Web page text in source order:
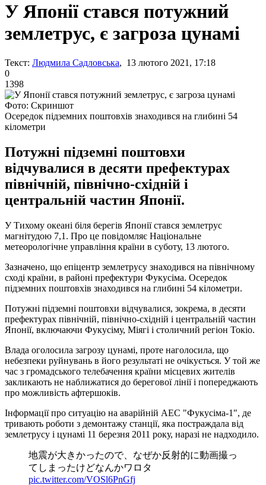
У Японії стався потужний
землетрус, є загроза цунамі
Текст: Людмила Садловська, 13 лютого 2021, 17:18
0
1398
Фото: Скриншот
Осередок підземних поштовхів знаходився на глибині 54
кілометри
Потужні підземні поштовхи
відчувалися в десяти префектурах
північній, північно-східній і
центральній частин Японії.
У Тихому океані біля берегів Японії стався землетрус
магнітудою 7,1. Про це повідомляє Національне
метеорологічне управління країни в суботу, 13 лютого.
Зазначено, що епіцентр землетрусу знаходився на північному
сході країни, в районі префектури Фукусіма. Осередок
підземних поштовхів знаходився на глибині 54 кілометри.
Потужні підземні поштовхи відчувалися, зокрема, в десяти
префектурах північній, північно-східній і центральній частин
Японії, включаючи Фукусіму, Міягі і столичний регіон Токіо.
Влада оголосила загрозу цунамі, проте наголосила, що
небезпеки руйнувань в його результаті не очікується. У той же
час з громадського телебачення країни місцевих жителів
закликають не наближатися до берегової лінії і попереджають
про можливість афтершоків.
Інформації про ситуацію на аварійній АЕС "Фукусіма-1", де
тривають роботи з демонтажу станції, яка постраждала від
землетрусу і цунамі 11 березня 2011 року, наразі не надходило.
地震が大きかったので、なぜか反射的に動画撮っ
てしまったけどなんかワロタ
pic.twitter.com/VOSl6PnGfj